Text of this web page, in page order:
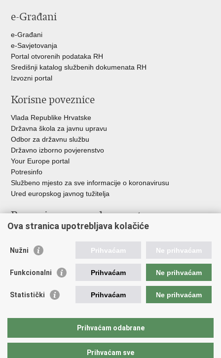
FacebookuTwitteru
e-Građani
e-Građani
e-Savjetovanja
Portal otvorenih podataka RH
Središnji katalog službenih dokumenata RH
Izvozni portal
Korisne poveznice
Vlada Republike Hrvatske
Državna škola za javnu upravu
Odbor za državnu službu
Državno izborno povjerenstvo
Your Europe portal
Potresinfo
Službeno mjesto za sve informacije o koronavirusu
Ured europskog javnog tužitelja
Poveznice pravosudnog sustava
Državno odvjetništvo
Ured za suzbijanje korupcije i organiziranog kriminaliteta
Državno sudbeno vijeće
Državnoodvjetničko vijeće
Hrvatska odvjetnička komora
Europski pravosudni portal
Ova stranica upotrebljava kolačiće
Nužni Prihvaćam Ne prihvaćam
Funkcionalni Prihvaćam Ne prihvaćam
Statistički Prihvaćam Ne prihvaćam
Prihvaćam odabrane
Prihvaćam sve